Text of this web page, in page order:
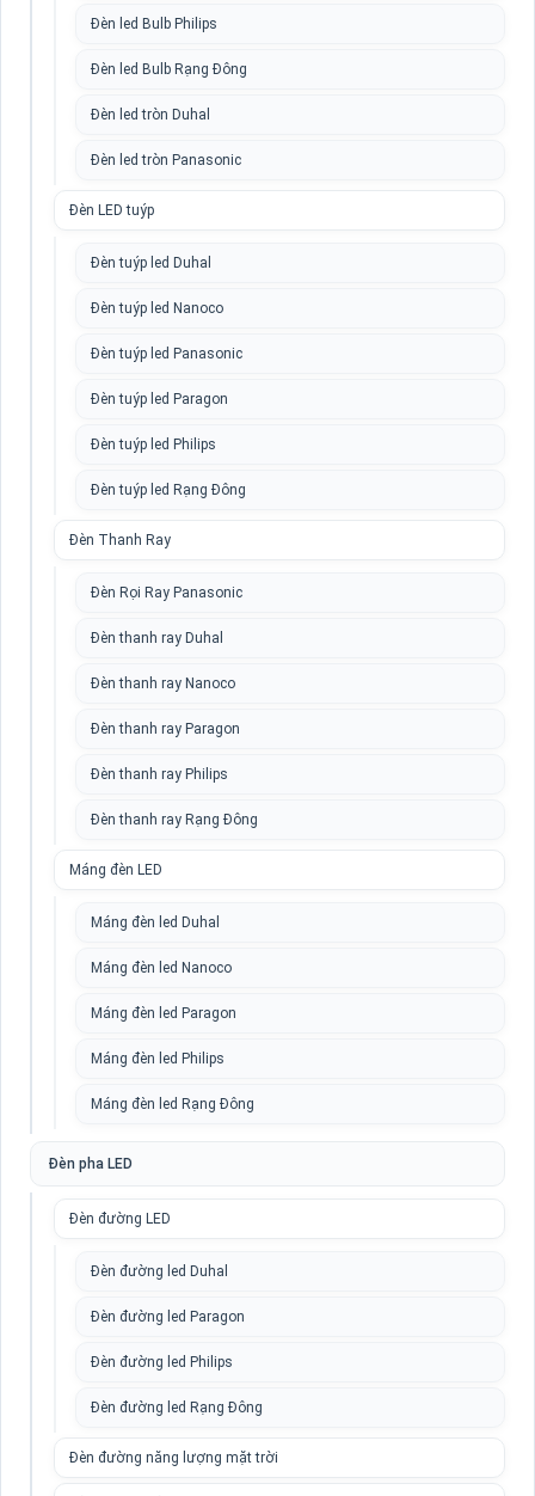
Đèn led Bulb Philips
Đèn led Bulb Rạng Đông
Đèn led tròn Duhal
Đèn led tròn Panasonic
Đèn LED tuýp
Đèn tuýp led Duhal
Đèn tuýp led Nanoco
Đèn tuýp led Panasonic
Đèn tuýp led Paragon
Đèn tuýp led Philips
Đèn tuýp led Rạng Đông
Đèn Thanh Ray
Đèn Rọi Ray Panasonic
Đèn thanh ray Duhal
Đèn thanh ray Nanoco
Đèn thanh ray Paragon
Đèn thanh ray Philips
Đèn thanh ray Rạng Đông
Máng đèn LED
Máng đèn led Duhal
Máng đèn led Nanoco
Máng đèn led Paragon
Máng đèn led Philips
Máng đèn led Rạng Đông
Đèn pha LED
Đèn đường LED
Đèn đường led Duhal
Đèn đường led Paragon
Đèn đường led Philips
Đèn đường led Rạng Đông
Đèn đường năng lượng mặt trời